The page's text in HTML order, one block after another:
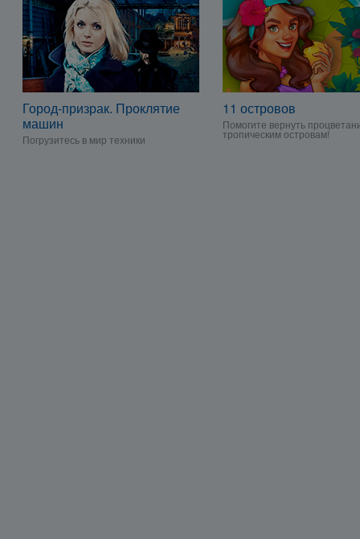
Город-призрак. Проклятие
машин
Погрузитесь в мир техники
11 островов
Помогите вернуть
тропическим островам!